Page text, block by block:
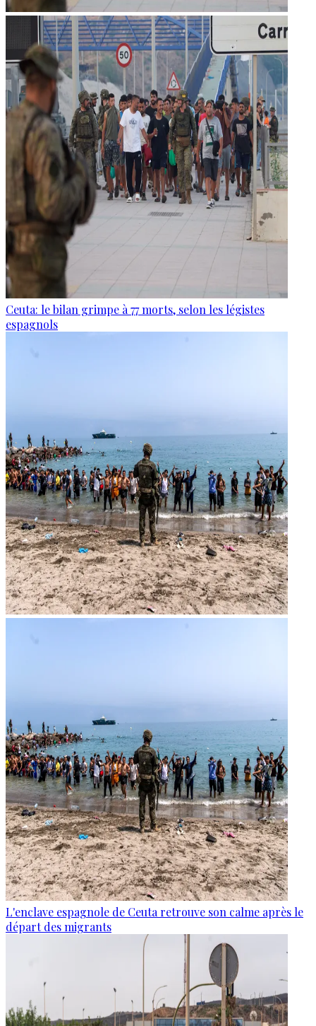
Ceuta: le bilan grimpe à 77 morts, selon les légistes
espagnols
L'enclave espagnole de Ceuta retrouve son calme après le
départ des migrants